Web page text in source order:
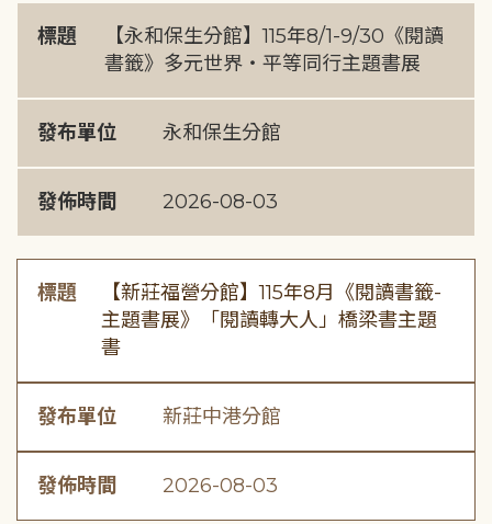
標題
【永和保生分館】115年8/1-9/30《閱讀
書籤》多元世界・平等同行主題書展
發布單位 永和保生分館
發佈時間 2026-08-03
標題
【新莊福營分館】115年8月《閱讀書籤-
主題書展》「閱讀轉大人」橋梁書主題
書
發布單位 新莊中港分館
發佈時間 2026-08-03